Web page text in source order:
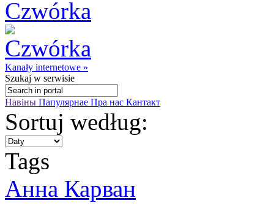
Kanały internetowe »
Szukaj w serwisie
Навіны Папулярнае Пра нас Кантакт
Sortuj według:
Tags
Анна Карван